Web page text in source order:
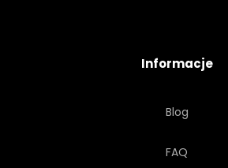
Informacje
Blog
FAQ